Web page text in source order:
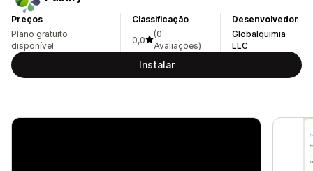
Preços
Plano gratuito
disponível
Classificação
0,0
(0
Avaliações)
Desenvolvedor
Globalquimia
LLC
Instalar